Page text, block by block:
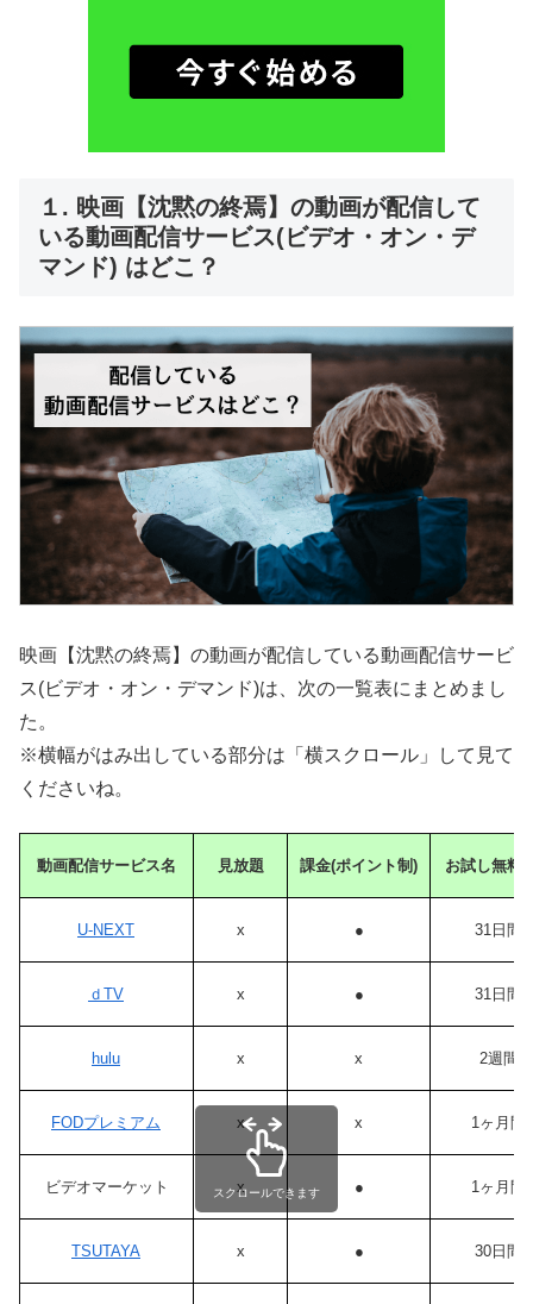
１. 映画【沈黙の終焉】の動画が配信して
いる動画配信サービス(ビデオ・オン・デ
マンド) はどこ？
映画【沈黙の終焉】の動画が配信している動画配信サービ
ス(ビデオ・オン・デマンド)は、次の一覧表にまとめまし
た。
※横幅がはみ出している部分は「横スクロール」して見て
くださいね。
動画配信サービス名 見放題 課金(ポイント制) お試し無料
U-NEXT x ● 31日間
ｄTV x ● 31日間
hulu x x 2週間
FODプレミアム x x 1ヶ月間
ビデオマーケット x ● 1ヶ月間
TSUTAYA x ● 30日間
スクロールできます